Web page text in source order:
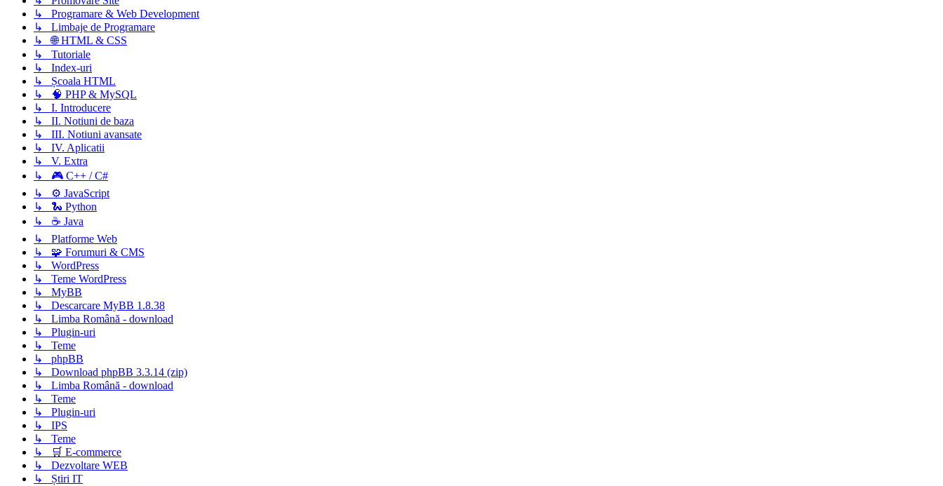
↳ Programare & Web Development
↳ Limbaje de Programare
↳ 🌐 HTML & CSS
↳ Tutoriale
↳ Index-uri
↳ Școala HTML
↳ 🧠 PHP & MySQL
↳ I. Introducere
↳ II. Notiuni de baza
↳ III. Notiuni avansate
↳ IV. Aplicatii
↳ V. Extra
↳ 🎮 C++ / C#
↳ ⚙️ JavaScript
↳ 🐍 Python
↳ ☕ Java
↳ Platforme Web
↳ 🧩 Forumuri & CMS
↳ WordPress
↳ Teme WordPress
↳ MyBB
↳ Descarcare MyBB 1.8.38
↳ Limba Română - download
↳ Plugin-uri
↳ Teme
↳ phpBB
↳ Download phpBB 3.3.14 (zip)
↳ Limba Română - download
↳ Teme
↳ Plugin-uri
↳ IPS
↳ Teme
↳ 🛒 E-commerce
↳ Dezvoltare WEB
↳ Știri IT